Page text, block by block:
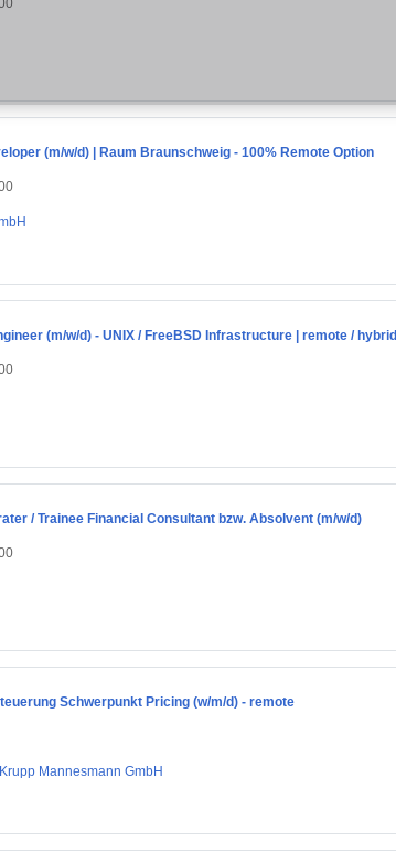
(m/w/d) | Raum Braunschweig - 100% Remote Option
(m/w/d) - UNIX / FreeBSD Infrastructure | remote / hybrid
/ Trainee Financial Consultant bzw. Absolvent (m/w/d)
Schwerpunkt Pricing (w/m/d) - remote
Mannesmann GmbH